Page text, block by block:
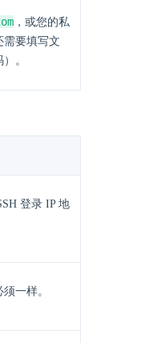
，或您的私
需要填写文
。
登录 IP 地
一样。